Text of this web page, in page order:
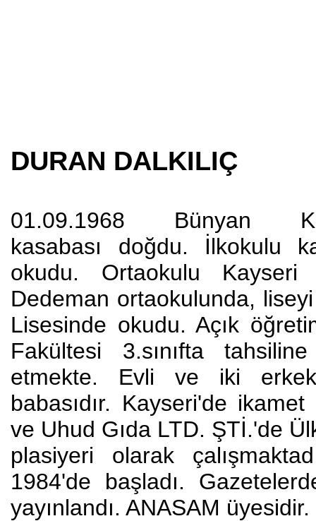
DURAN DALKILIÇ
01.09.1968 Bünyan
kasabası doğdu. İlkokulu
okudu. Ortaokulu
Dedeman ortaokulunda,
Lisesinde okudu. Açık
Fakültesi 3.sınıfta
etmekte. Evli ve iki
babasıdır. Kayseri'de
ve Uhud Gıda LTD. ŞTİ.'de
plasiyeri olarak
1984'de başladı.
yayınlandı. ANASAM üyesidir.